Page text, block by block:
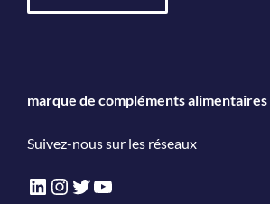
marque de compléments alimentaires
Suivez-nous sur les réseaux
LinkedIn
Instagram
Twitter
YouTube